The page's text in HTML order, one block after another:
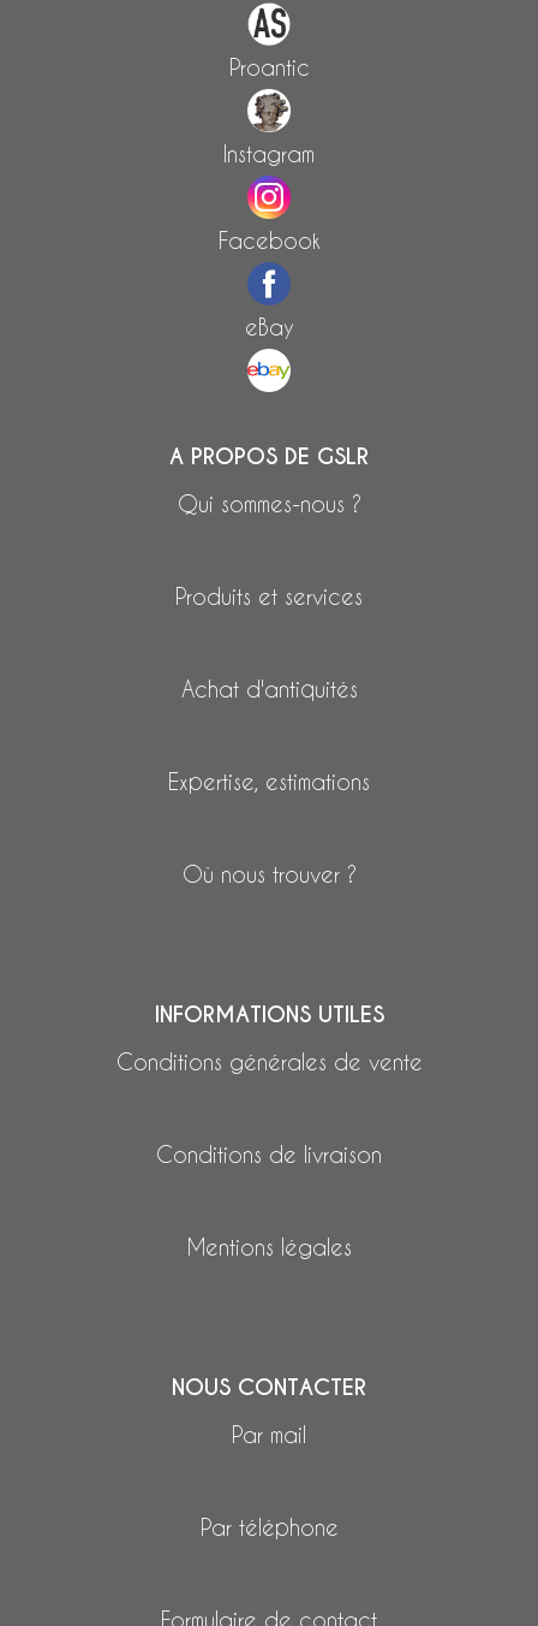
Proantic
Instagram
Facebook
eBay
A PROPOS DE GSLR
Qui sommes-nous ?
Produits et services
Achat d'antiquités
Expertise, estimations
Où nous trouver ?
INFORMATIONS UTILES
Conditions générales de vente
Conditions de livraison
Mentions légales
NOUS CONTACTER
Par mail
Par téléphone
Formulaire de contact